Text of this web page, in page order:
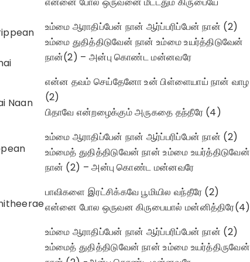
Naan
உம்மை ஆராதிப்பேன் நான் ஆர்ப்பரிப்பேன் நான் (2)
உம்மை துதித்திடுவேன் நான் உம்மை உயர்த்திடுவேன்
நான்(2) – அன்பு கொண்ட மன்னவரே
என்ன தவம் செய்தேனோ உன் பிள்ளையாய் நான் வாழ
(2)
பிதாவே என்றழைக்கும் அருகதை தந்தீரே (4)
உம்மை ஆராதிப்பேன் நான் ஆர்ப்பரிப்பேன் நான் (2)
உம்மைத் துதித்திடுவேன் நான் உம்மை உயர்த்திடுவேன்
நான் (2) – அன்பு கொண்ட மன்னவரே
பாவிகளை இரட்சிக்கவே பூமியில வந்தீரே (2)
என்னை போல ஒருவன கிருபையால் மன்னித்திரே(4)
உம்மை ஆராதிப்பேன் நான் ஆர்ப்பரிப்பேன் நான் (2)
உம்மைத் துதித்திடுவேன் நான் உம்மை உயர்த்திருவேன்